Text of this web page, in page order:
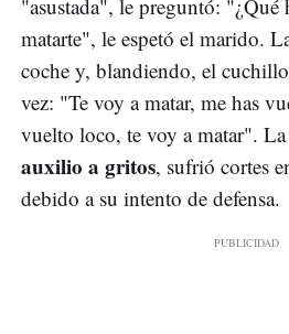
"asustada", le preguntó: "¿Qué
matarte", le espetó el marido.
coche y, blandiendo, el
vez: "Te voy a matar, me has
vuelto loco, te voy a matar".
auxilio a gritos, sufrió cortes
debido a su intento de defensa.